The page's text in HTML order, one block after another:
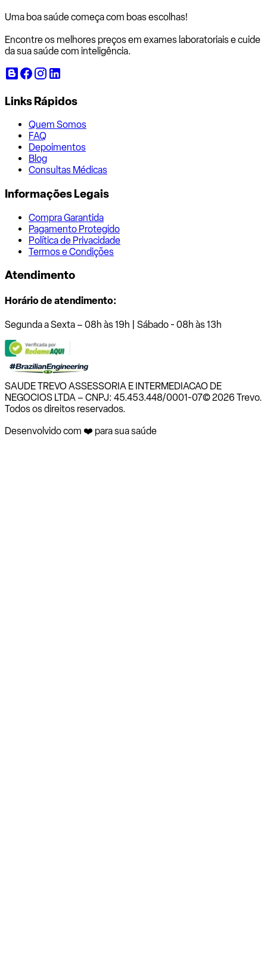
Uma boa saúde começa com boas escolhas!
Encontre os melhores preços em exames laboratoriais e cuide
da sua saúde com inteligência.
Links Rápidos
Quem Somos
FAQ
Depoimentos
Blog
Consultas Médicas
Informações Legais
Compra Garantida
Pagamento Protegido
Política de Privacidade
Termos e Condições
Atendimento
Horário de atendimento:
Segunda a Sexta – 08h às 19h | Sábado - 08h às 13h
SAUDE TREVO ASSESSORIA E INTERMEDIACAO DE
NEGOCIOS LTDA – CNPJ: 45.453.448/0001-07© 2026 Trevo.
Todos os direitos reservados.
Desenvolvido com ❤️ para sua saúde